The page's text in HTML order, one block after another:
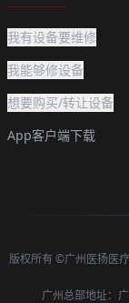
我有设备要维修
我能够修设备
想要购买/转让设备
App客户端下载
版权所有 ©广州医扬医
广州总部地址：